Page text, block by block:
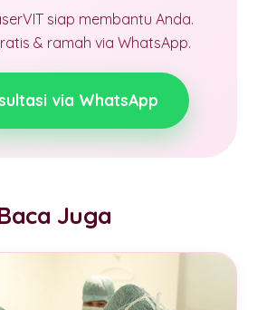
siap membantu Anda.
& ramah via WhatsApp.
via WhatsApp
Juga